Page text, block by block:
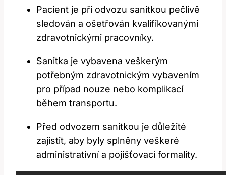
Pacient je při odvozu sanitkou pečlivě
sledován a ošetřován kvalifikovanými
zdravotnickými pracovníky.
Sanitka je vybavena veškerým
potřebným zdravotnickým vybavením
pro případ nouze nebo komplikací
během transportu.
Před odvozem sanitkou je důležité
zajistit, aby byly splněny veškeré
administrativní a pojišťovací formality.